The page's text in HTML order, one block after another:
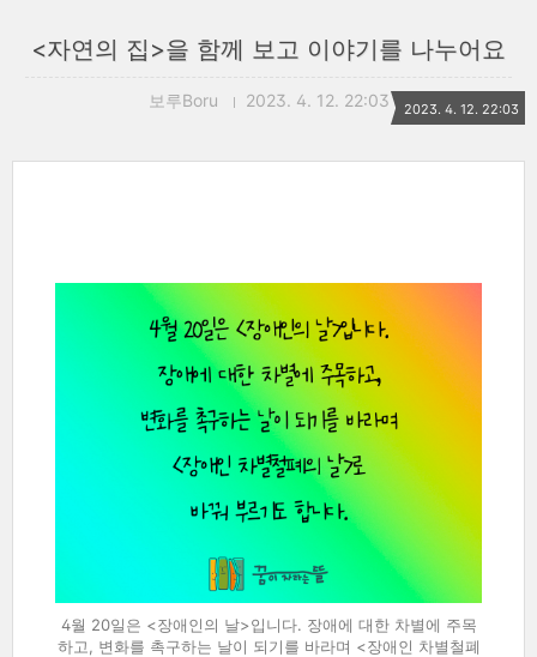
<자연의 집>을 함께 보고 이야기를 나누어요
보루Boru 2023. 4. 12. 22:03 2023. 4. 12. 22:03
4월 20일은 <장애인의 날>입니다. 장애에 대한 차별에 주목
하고, 변화를 촉구하는 날이 되기를 바라며 <장애인 차별철폐